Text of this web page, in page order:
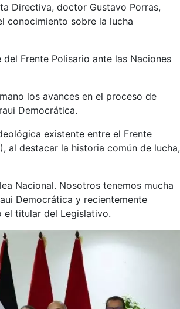
Directiva, doctor Gustavo Porras,
conocimiento sobre la lucha
Frente Polisario ante las Naciones
los avances en el proceso de
Democrática.
existente entre el Frente
al destacar la historia común de lucha,
Nacional. Nosotros tenemos mucha
Democrática y recientemente
el titular del Legislativo.